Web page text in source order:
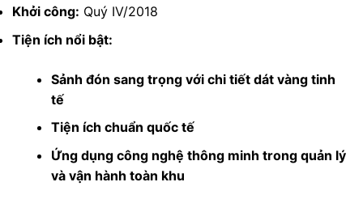
Khởi công: Quý IV/2018
Tiện ích nổi bật:
Sảnh đón sang trọng với chi tiết dát vàng tinh
tế
Tiện ích chuẩn quốc tế
Ứng dụng công nghệ thông minh trong quản lý
và vận hành toàn khu